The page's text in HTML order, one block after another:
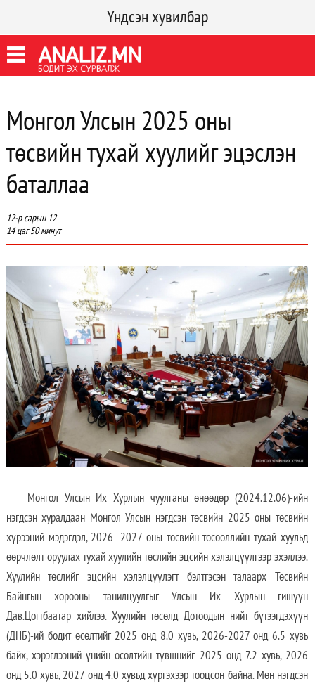
Үндсэн хувилбар
Монгол Улсын 2025 оны
төсвийн тухай хуулийг эцэслэн
баталлаа
12-р сарын 12
14 цаг 50 минут
Монгол Улсын Их Хурлын чуулганы өнөөдөр (2024.12.06)-ийн
нэгдсэн хуралдаан Монгол Улсын нэгдсэн төсвийн 2025 оны төсвийн
хүрээний мэдэгдэл, 2026- 2027 оны төсвийн төсөөллийн тухай хуульд
өөрчлөлт оруулах тухай хуулийн төслийн эцсийн хэлэлцүүлгээр эхэллээ.
Хуулийн төслийг эцсийн хэлэлцүүлэгт бэлтгэсэн талаарх Төсвийн
Байнгын хорооны танилцуулгыг Улсын Их Хурлын гишүүн
Дав.Цогтбаатар хийлээ. Хуулийн төсөлд Дотоодын нийт бүтээгдэхүүн
(ДНБ)-ий бодит өсөлтийг 2025 онд 8.0 хувь, 2026-2027 онд 6.5 хувь
байх, хэрэглээний үнийн өсөлтийн түвшнийг 2025 онд 7.2 хувь, 2026
онд 5.0 хувь, 2027 онд 4.0 хувьд хүргэхээр тооцсон байна. Мөн нэгдсэн